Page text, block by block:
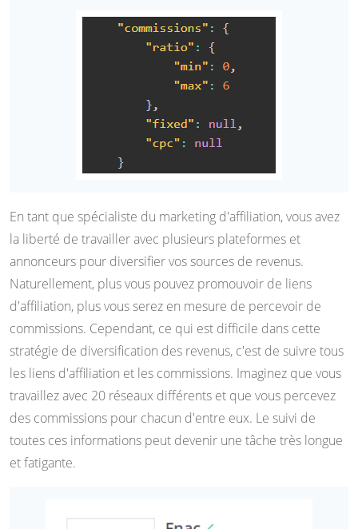
En tant que spécialiste du marketing d'affiliation, vous avez
la liberté de travailler avec plusieurs plateformes et
annonceurs pour diversifier vos sources de revenus.
Naturellement, plus vous pouvez promouvoir de liens
d'affiliation, plus vous serez en mesure de percevoir de
commissions. Cependant, ce qui est difficile dans cette
stratégie de diversification des revenus, c'est de suivre tous
les liens d'affiliation et les commissions. Imaginez que vous
travaillez avec 20 réseaux différents et que vous percevez
des commissions pour chacun d'entre eux. Le suivi de
toutes ces informations peut devenir une tâche très longue
et fatigante.